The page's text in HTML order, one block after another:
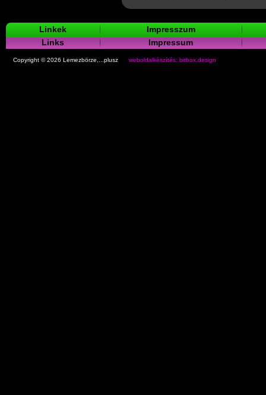
Linkek
Impresszum
Links
Impressum
Copyright © 2026 Lemezbörze,...plusz weboldalkészítés: bitbox.design